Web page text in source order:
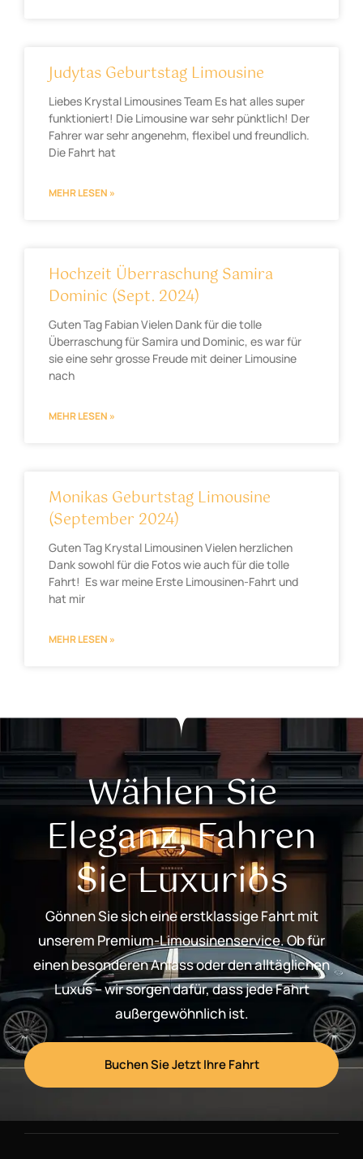
Judytas Geburtstag Limousine
Liebes Krystal Limousines Team Es hat alles super
funktioniert! Die Limousine war sehr pünktlich! Der
Fahrer war sehr angenehm, flexibel und freundlich.
Die Fahrt hat
MEHR LESEN »
Hochzeit Überraschung Samira
Dominic (Sept. 2024)
Guten Tag Fabian Vielen Dank für die tolle
Überraschung für Samira und Dominic, es war für
sie eine sehr grosse Freude mit deiner Limousine
nach
MEHR LESEN »
Monikas Geburtstag Limousine
(September 2024)
Guten Tag Krystal Limousinen Vielen herzlichen
Dank sowohl für die Fotos wie auch für die tolle
Fahrt! Es war meine Erste Limousinen-Fahrt und
hat mir
MEHR LESEN »
Wählen Sie
Eleganz, Fahren
Sie Luxuriös
Gönnen Sie sich eine erstklassige Fahrt mit
unserem Premium-Limousinenservice. Ob für
einen besonderen Anlass oder den alltäglichen
Luxus – wir sorgen dafür, dass jede Fahrt
außergewöhnlich ist.
Buchen Sie Jetzt Ihre Fahrt